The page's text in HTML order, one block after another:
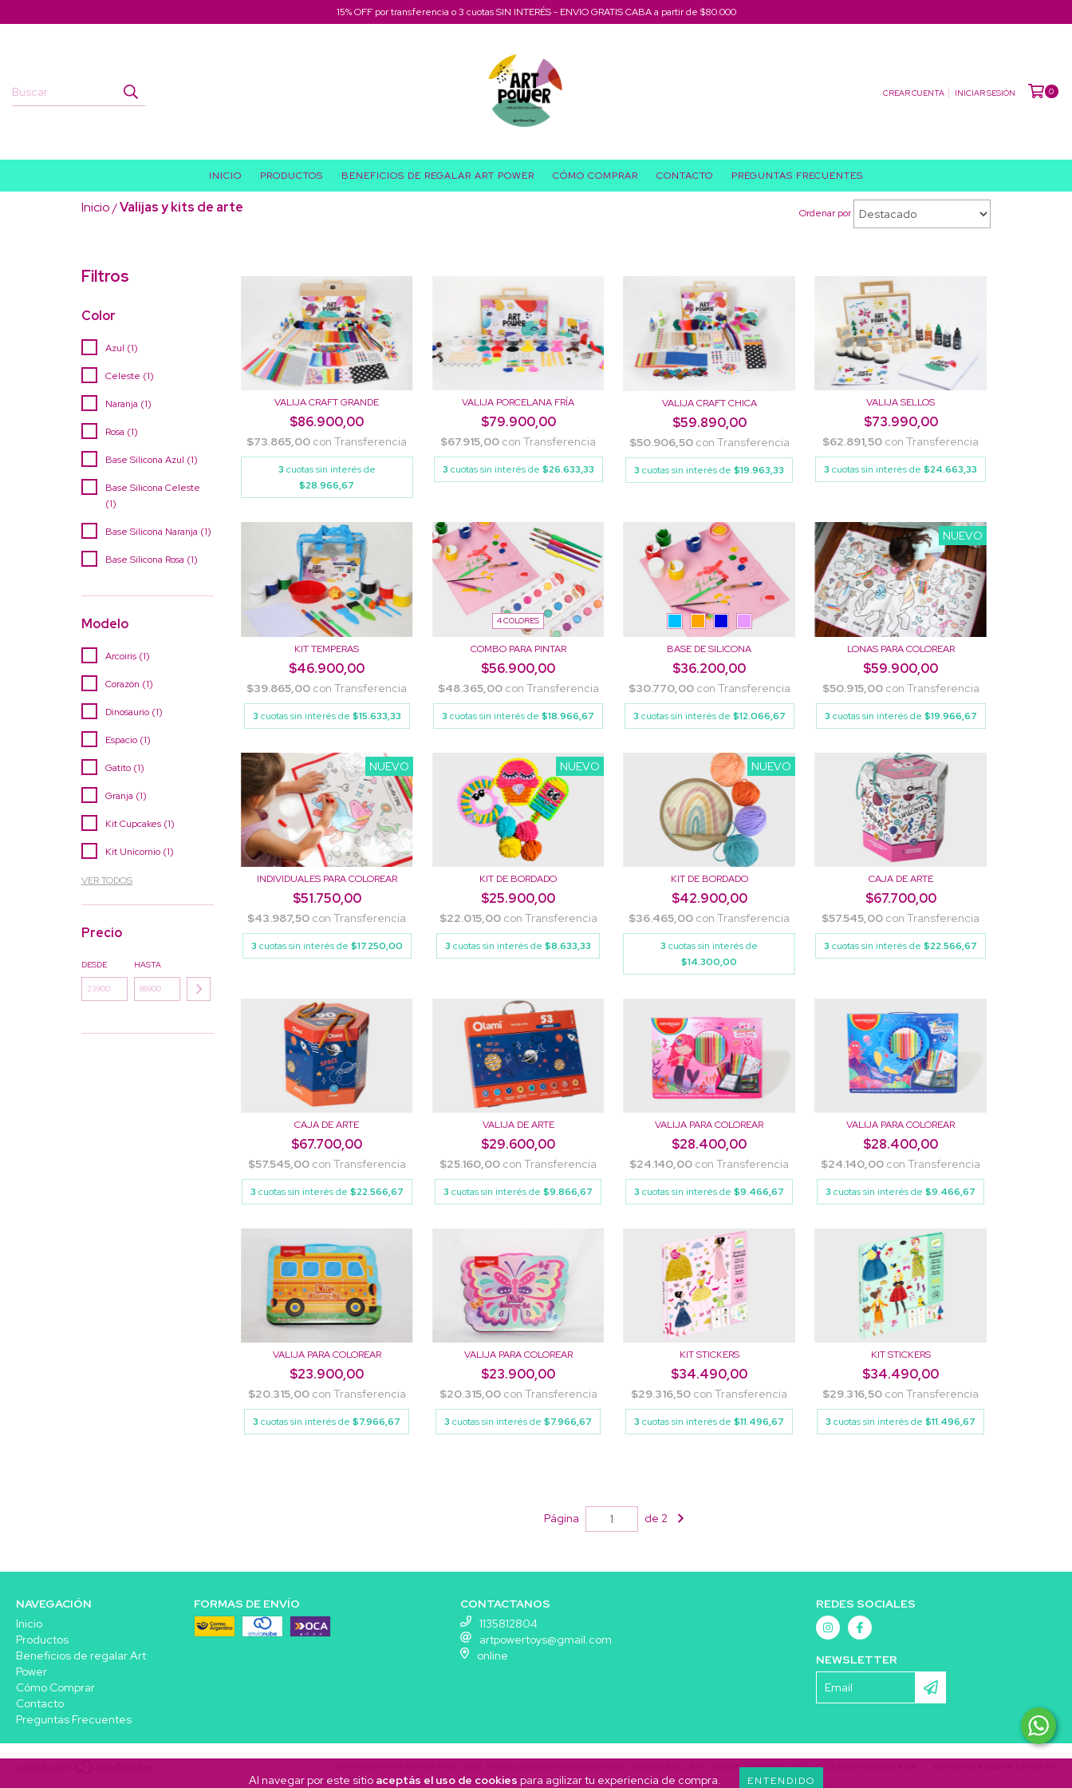
Al navegar por este sitio aceptás el uso de cookies para agilizar tu experiencia de compra. ENTENDIDO
15% OFF por transferencia o 3 cuotas SIN INTERÉS - ENVIO GRATIS CABA a partir de $80.000
CREAR CUENTA INICIAR SESIÓN 0
INICIO PRODUCTOS BENEFICIOS DE REGALAR ART POWER CÓMO COMPRAR CONTACTO PREGUNTAS FRECUENTES
Inicio /Valijas y kits de arte Ordenar por
Filtros
Color
Azul (1)
Celeste (1)
Naranja (1)
Rosa (1)
Base Silicona Azul (1)
Base Silicona Celeste
(1)
Base Silicona Naranja (1)
Base Silicona Rosa (1)
Modelo
Arcoiris (1)
Corazón (1)
Dinosaurio (1)
Espacio (1)
Gatito (1)
Granja (1)
Kit Cupcakes (1)
Kit Unicornio (1)
VER TODOS
Precio
DESDE HASTA
VALIJA CRAFT GRANDE
$86.900,00
$73.865,00 con Transferencia
3 cuotas sin interés de
$28.966,67
VALIJA PORCELANA FRÍA
$79.900,00
$67.915,00 con Transferencia
3 cuotas sin interés de $26.633,33
VALIJA CRAFT CHICA
$59.890,00
$50.906,50 con Transferencia
3 cuotas sin interés de$19.963,33
VALIJA SELLOS
$73.990,00
$62.891,50 con Transferencia
3 cuotas sin interés de$24.663,33
KIT TEMPERAS
$46.900,00
$39.865,00 con Transferencia
3 cuotas sin interés de $15.633,33
4 COLORES
COMBO PARA PINTAR
$56.900,00
$48.365,00 con Transferencia
3 cuotas sin interés de$18.966,67
BASE DE SILICONA
$36.200,00
$30.770,00 con Transferencia
3 cuotas sin interés de $12.066,67
NUEVO
LONAS PARA COLOREAR
$59.900,00
$50.915,00 con Transferencia
3 cuotas sin interés de $19.966,67
NUEVO
INDIVIDUALES PARA COLOREAR
$51.750,00
$43.987,50 con Transferencia
3 cuotas sin interés de $17.250,00
NUEVO
KIT DE BORDADO
$25.900,00
$22.015,00 con Transferencia
3 cuotas sin interés de$8.633,33
NUEVO
KIT DE BORDADO
$42.900,00
$36.465,00 con Transferencia
3 cuotas sin interés de
$14.300,00
CAJA DE ARTE
$67.700,00
$57.545,00 con Transferencia
3 cuotas sin interés de$22.566,67
CAJA DE ARTE
$67.700,00
$57.545,00 con Transferencia
3 cuotas sin interés de $22.566,67
VALIJA DE ARTE
$29.600,00
$25.160,00 con Transferencia
3 cuotas sin interés de$9.866,67
VALIJA PARA COLOREAR
$28.400,00
$24.140,00 con Transferencia
3 cuotas sin interés de$9.466,67
VALIJA PARA COLOREAR
$28.400,00
$24.140,00 con Transferencia
3 cuotas sin interés de$9.466,67
VALIJA PARA COLOREAR
$23.900,00
$20.315,00 con Transferencia
3 cuotas sin interés de$7.966,67
VALIJA PARA COLOREAR
$23.900,00
$20.315,00 con Transferencia
3 cuotas sin interés de$7.966,67
KIT STICKERS
$34.490,00
$29.316,50 con Transferencia
3 cuotas sin interés de$11.496,67
KIT STICKERS
$34.490,00
$29.316,50 con Transferencia
3 cuotas sin interés de$11.496,67
Página de 2
NAVEGACIÓN
Inicio
Productos
Beneficios de regalar Art
Power
Cómo Comprar
Contacto
Preguntas Frecuentes
FORMAS DE ENVÍO
CONTACTANOS
1135812804
artpowertoys@gmail.com
online
REDES SOCIALES
NEWSLETTER
DEFENSA DE LAS Y LOS CONSUMIDORES. PARA RECLAMOS